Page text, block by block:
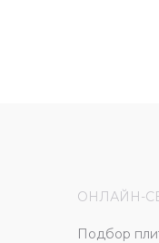
ОНЛАЙН-
Подбор